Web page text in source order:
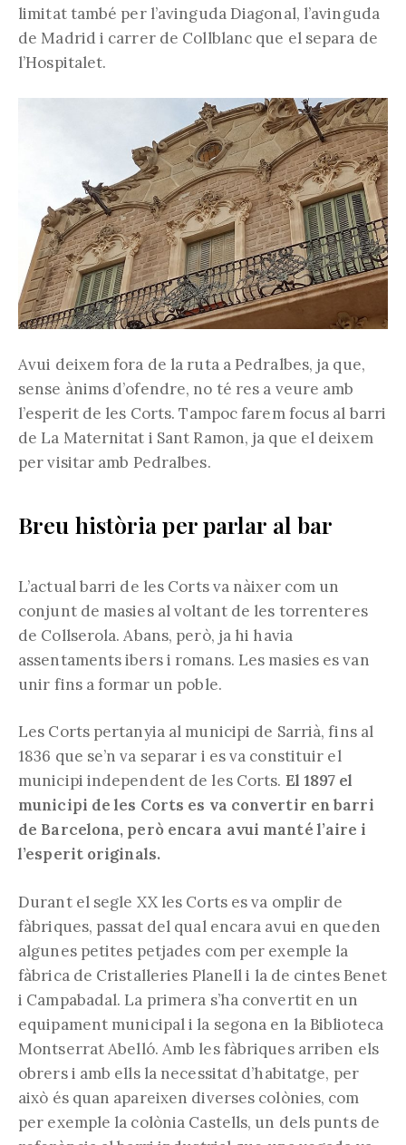
limitat també per l’avinguda Diagonal, l’avinguda
de Madrid i carrer de Collblanc que el separa de
l’Hospitalet.
Avui deixem fora de la ruta a Pedralbes, ja que,
sense ànims d’ofendre, no té res a veure amb
l’esperit de les Corts. Tampoc farem focus al barri
de La Maternitat i Sant Ramon, ja que el deixem
per visitar amb Pedralbes.
Breu història per parlar al bar
L’actual barri de les Corts va nàixer com un
conjunt de masies al voltant de les torrenteres
de Collserola. Abans, però, ja hi havia
assentaments ibers i romans. Les masies es van
unir fins a formar un poble.
Les Corts pertanyia al municipi de Sarrià, fins al
1836 que se’n va separar i es va constituir el
municipi independent de les Corts. El 1897 el
municipi de les Corts es va convertir en barri
de Barcelona, però encara avui manté l’aire i
l’esperit originals.
Durant el segle XX les Corts es va omplir de
fàbriques, passat del qual encara avui en queden
algunes petites petjades com per exemple la
fàbrica de Cristalleries Planell i la de cintes Benet
i Campabadal. La primera s’ha convertit en un
equipament municipal i la segona en la Biblioteca
Montserrat Abelló. Amb les fàbriques arriben els
obrers i amb ells la necessitat d’habitatge, per
això és quan apareixen diverses colònies, com
per exemple la colònia Castells, un dels punts de